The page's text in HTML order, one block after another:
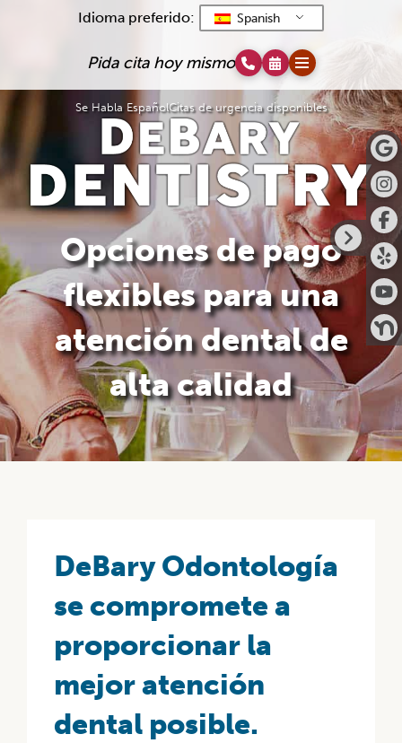
Idioma preferido: Spanish
Pida cita hoy mismo
Se Habla EspañolCitas de urgencia disponibles
Opciones de pago
flexibles para una
atención dental de
alta calidad
DeBary Odontología
se compromete a
proporcionar la
mejor atención
dental posible.